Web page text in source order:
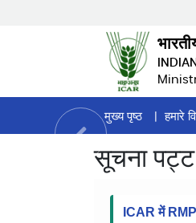
Home
Page
Menu
मुख्य पृष्ठ हमारे
सूचना पट्ट
ICAR में